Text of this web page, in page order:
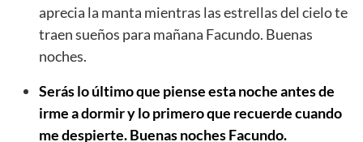
aprecia la manta mientras las estrellas del cielo te
traen sueños para mañana Facundo. Buenas
noches.
Serás lo último que piense esta noche antes de
irme a dormir y lo primero que recuerde cuando
me despierte. Buenas noches Facundo.